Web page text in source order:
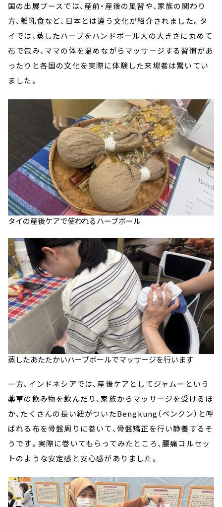
国の出展ブースでは、産前・産後の風習や、家族の関わり
方、離乳食など、日本とは違う文化が紹介されました。タ
イでは、蒸したハーブをハンドボール大の大きさに丸めて
布で包み、ママの体を温めながらマッサージする習慣があ
ったりと各国の文化を実際に体験した来場者は驚いてい
ました。
タイの産後ケアで使われるハーブボール
蒸したあたたかいハーブボールでマッサージを行います
一方、インドネシアでは、産後ケアとしてジャムーという
薬草の飲み物を飲んだり、家族からマッサージを受けるほ
か、たくさんの長い紐がついたBengkung（ベンクン）と呼
ばれる布を骨盤周りに巻いて、骨盤矯正を行い静養するそ
うです。実際に巻いてもらってみたところ、腰痛コルセッ
トのような安定感と安心感がありました。